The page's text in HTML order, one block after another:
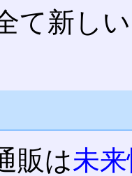
て新し
販は未